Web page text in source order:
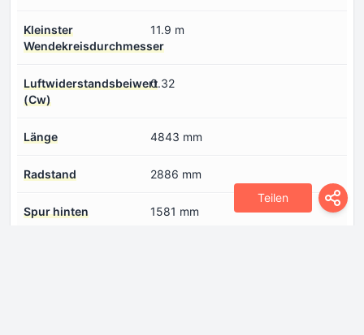
Teilen
Kleinster
Wendekreisdurchmesser
11.9 m
Luftwiderstandsbeiwert
(Cw)
0.32
Länge 4843 mm
Radstand 2886 mm
Spur hinten 1581 mm